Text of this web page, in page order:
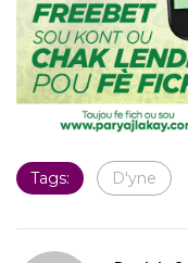
Tags: D'yne